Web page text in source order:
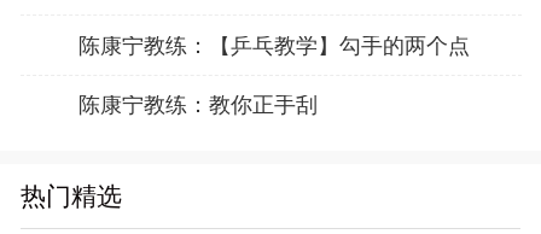
陈康宁教练：【乒乓教学】勾手的两个点
陈康宁教练：教你正手刮
热门精选